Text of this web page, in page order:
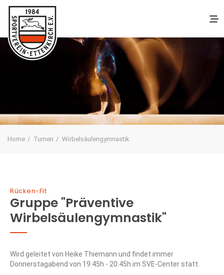
Home Turnen Wirbelsäulengymnastik
Rücken-Fit
Gruppe "Präventive
Wirbelsäulengymnastik"
Wird geleitet von Heike Thiemann und findet immer
Donnerstagabend von 19:45h - 20:45h im SVE-Center statt.